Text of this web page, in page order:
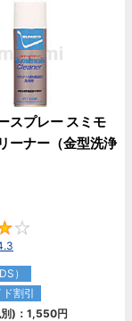
スプレー スミモ
ーナー（金型洗浄
）
割引
)： 1,550円